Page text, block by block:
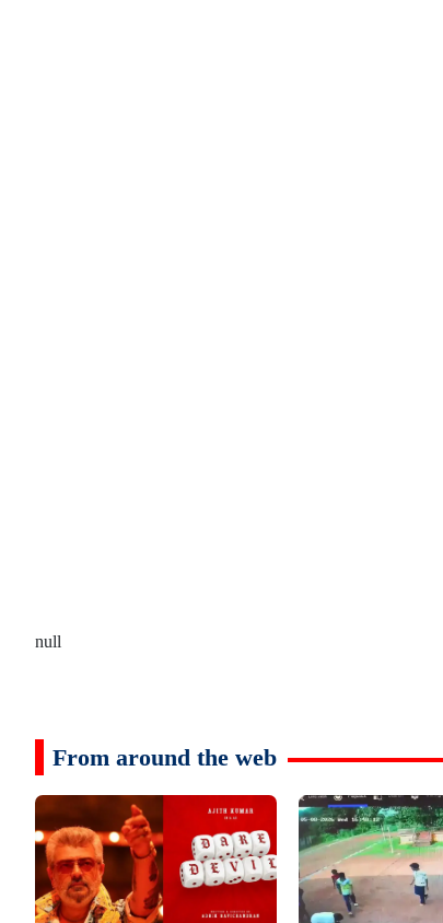
null
From around the web